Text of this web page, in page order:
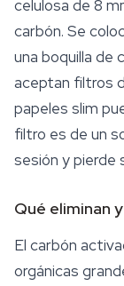
celulosa de 8
carbón. Se
una boquilla de
aceptan filtros
papeles slim
filtro es de un
sesión y pierde
Qué eliminan
El carbón
orgánicas